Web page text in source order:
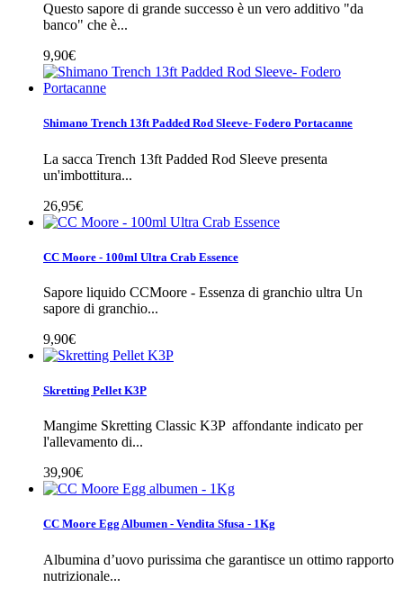
Questo sapore di grande successo è un vero additivo "da
banco" che è...
9,90€
Shimano Trench 13ft Padded Rod Sleeve- Fodero Portacanne
La sacca Trench 13ft Padded Rod Sleeve presenta
un'imbottitura...
26,95€
CC Moore - 100ml Ultra Crab Essence
Sapore liquido CCMoore - Essenza di granchio ultra Un
sapore di granchio...
9,90€
Skretting Pellet K3P
Mangime Skretting Classic K3P affondante indicato per
l'allevamento di...
39,90€
CC Moore Egg Albumen - Vendita Sfusa - 1Kg
Albumina d’uovo purissima che garantisce un ottimo rapporto
nutrizionale...